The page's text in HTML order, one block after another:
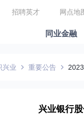
招聘英才 网点地
同业金融
兴业 重要公告
兴业银行